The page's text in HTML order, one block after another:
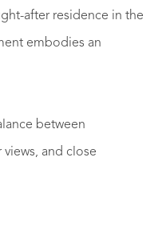
after residence in the
embodies an
between
and close